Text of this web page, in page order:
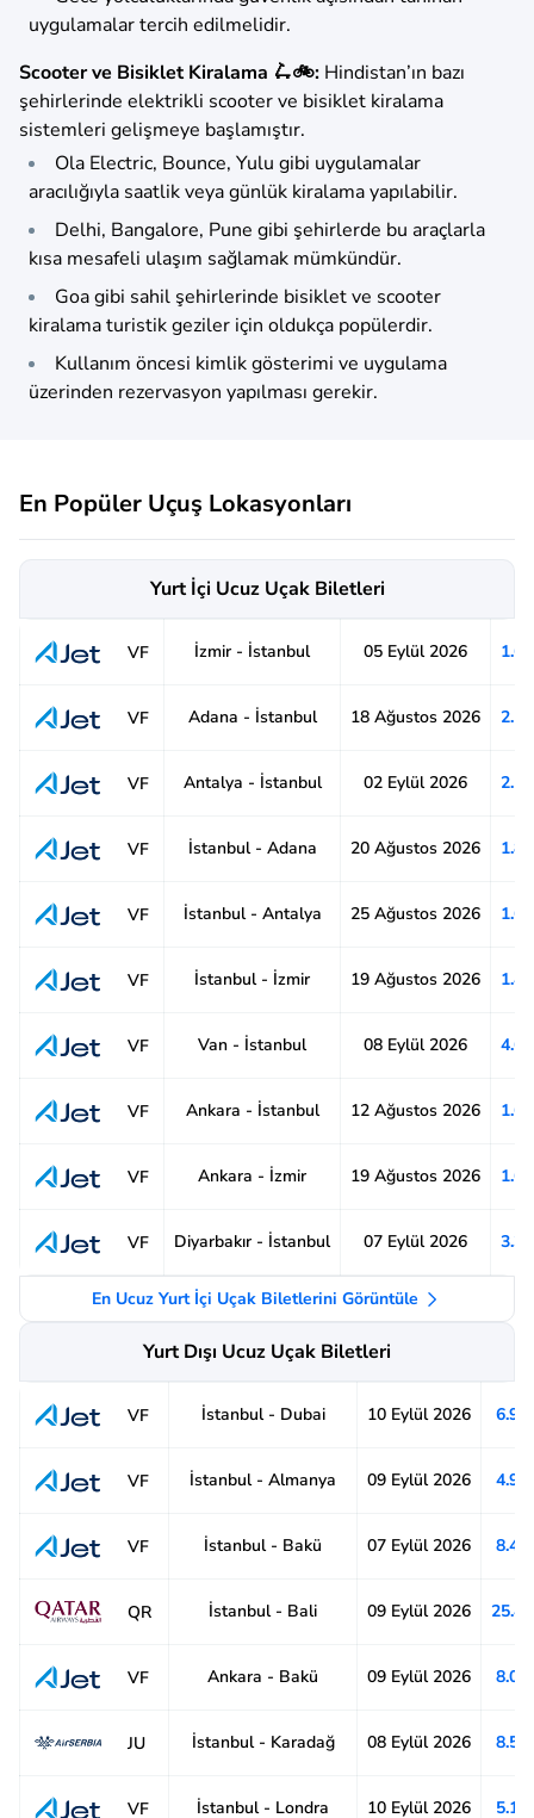
uygulamalar tercih edilmelidir.
Scooter ve Bisiklet Kiralama 🛴🚲: Hindistan’ın bazı
şehirlerinde elektrikli scooter ve bisiklet kiralama
sistemleri gelişmeye başlamıştır.
Ola Electric, Bounce, Yulu gibi uygulamalar
aracılığıyla saatlik veya günlük kiralama yapılabilir.
Delhi, Bangalore, Pune gibi şehirlerde bu araçlarla
kısa mesafeli ulaşım sağlamak mümkündür.
Goa gibi sahil şehirlerinde bisiklet ve scooter
kiralama turistik geziler için oldukça popülerdir.
Kullanım öncesi kimlik gösterimi ve uygulama
üzerinden rezervasyon yapılması gerekir.
En Popüler Uçuş Lokasyonları
Yurt İçi Ucuz Uçak Biletleri
VF İzmir - İstanbul 05 Eylül 2026
VF Adana - İstanbul 18 Ağustos 2026
VF Antalya - İstanbul 02 Eylül 2026
VF İstanbul - Adana 20 Ağustos 2026
VF İstanbul - Antalya 25 Ağustos 2026
VF İstanbul - İzmir 19 Ağustos 2026
VF Van - İstanbul 08 Eylül 2026
VF Ankara - İstanbul 12 Ağustos 2026
VF Ankara - İzmir 19 Ağustos 2026
VF Diyarbakır - İstanbul 07 Eylül 2026
En Ucuz Yurt İçi Uçak Biletlerini Görüntüle
Yurt Dışı Ucuz Uçak Biletleri
VF İstanbul - Dubai 10 Eylül 2026
VF İstanbul - Almanya 09 Eylül 2026
VF İstanbul - Bakü 07 Eylül 2026
QR İstanbul - Bali 09 Eylül 2026
VF Ankara - Bakü 09 Eylül 2026
JU İstanbul - Karadağ 08 Eylül 2026
VF İstanbul - Londra 10 Eylül 2026